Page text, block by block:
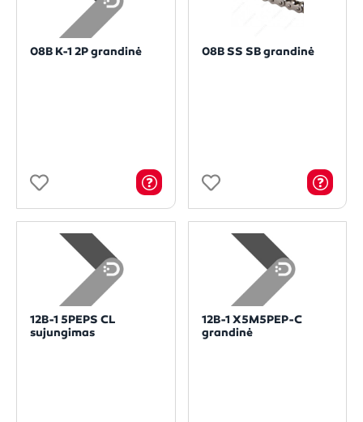
08B K-1 2P grandinė 08B SS SB grandinė
12B-1 5PEPS CL
sujungimas
12B-1 X5M5PEP-C
grandinė